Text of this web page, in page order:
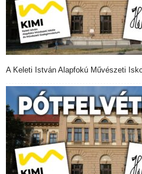
A Keleti István Alapfokú Művészeti